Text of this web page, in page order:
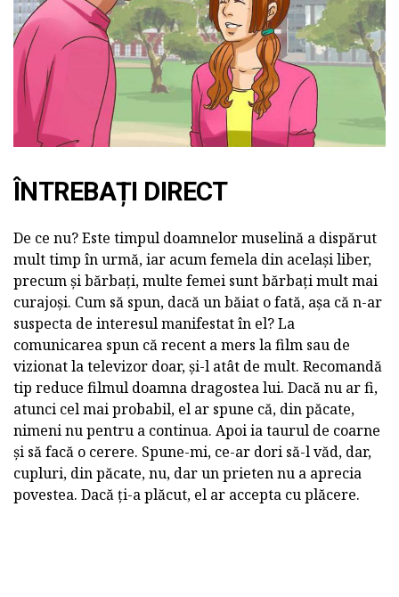
ÎNTREBAȚI DIRECT
De ce nu? Este timpul doamnelor muselină a dispărut
mult timp în urmă, iar acum femela din același liber,
precum și bărbați, multe femei sunt bărbați mult mai
curajoși. Cum să spun, dacă un băiat o fată, așa că n-ar
suspecta de interesul manifestat în el? La
comunicarea spun că recent a mers la film sau de
vizionat la televizor doar, și-l atât de mult. Recomandă
tip reduce filmul doamna dragostea lui. Dacă nu ar fi,
atunci cel mai probabil, el ar spune că, din păcate,
nimeni nu pentru a continua. Apoi ia taurul de coarne
și să facă o cerere. Spune-mi, ce-ar dori să-l văd, dar,
cupluri, din păcate, nu, dar un prieten nu a aprecia
povestea. Dacă ți-a plăcut, el ar accepta cu plăcere.